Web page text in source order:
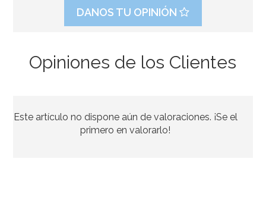
4,95€ 4,45€
DANOS TU OPINIÓN
Opiniones de los Clientes
Este artículo no dispone aún de valoraciones. ¡Se el
primero en valorarlo!